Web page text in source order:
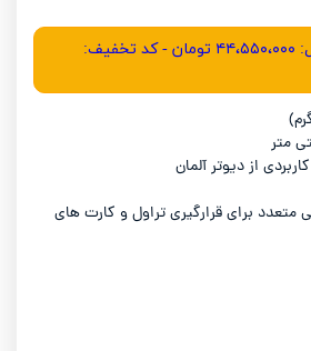
قیمت ویژه درگاه زرین پال: ۴۴،۵۵۰،۰۰۰ تومان - کد تخفیف:
از دیوتر آلمان
برای قرارگیری تراول و کارت های